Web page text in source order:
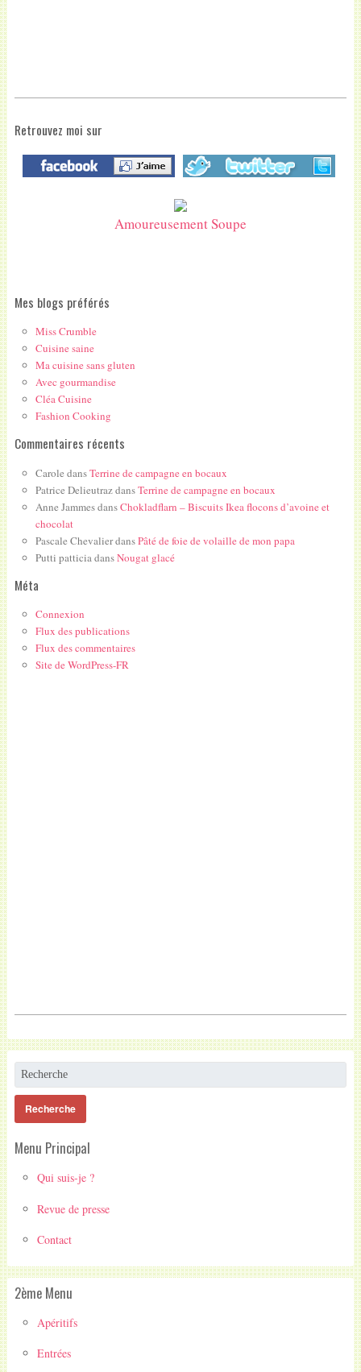
Retrouvez moi sur
Amoureusement Soupe
Mes blogs préférés
Miss Crumble
Cuisine saine
Ma cuisine sans gluten
Avec gourmandise
Cléa Cuisine
Fashion Cooking
Commentaires récents
Carole dansTerrine de campagne en bocaux
Patrice DelieutrazdansTerrine de campagne en bocaux
Anne JammesdansChokladflarn – Biscuits Ikea flocons d’avoine et
chocolat
Pascale ChevalierdansPâté de foie de volaille de mon papa
Putti patticia dansNougat glacé
Méta
Connexion
Flux des publications
Flux des commentaires
Site de WordPress-FR
Menu Principal
Qui suis-je ?
Revue de presse
Contact
2ème Menu
Apéritifs
Entrées